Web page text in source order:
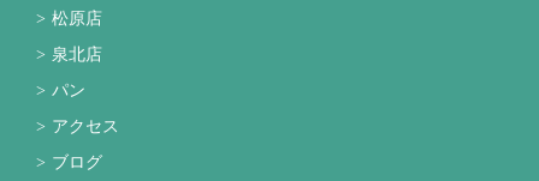
松原店
泉北店
パン
アクセス
ブログ